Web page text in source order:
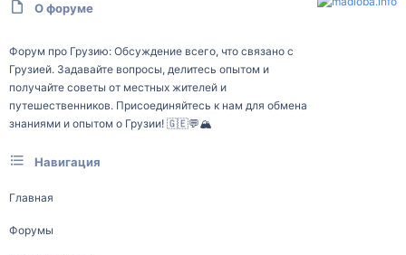
О форуме
Форум про Грузию: Обсуждение всего, что связано с
Грузией. Задавайте вопросы, делитесь опытом и
получайте советы от местных жителей и
путешественников. Присоединяйтесь к нам для обмена
знаниями и опытом о Грузии! 🇬🇪💬🏔️
Навигация
Главная
Форумы